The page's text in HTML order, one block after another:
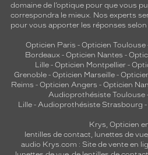
domaine de l’optique pour que vous
correspondra le mieux. Nos experts
pour vous apporter les réponses
Opticien Paris - Opticien Toulouse
Bordeaux- Opticien Nantes -
Lille - Opticien Montpellier -
Grenoble - Opticien Marseille -
Reims - Opticien Angers - Opticien
Audioprothésiste Toulouse
Lille- Audioprothésiste Strasbourg -
Krys, Opticien
lentilles de contact, lunettes de vue,
audio Krys.com : Site de vente en